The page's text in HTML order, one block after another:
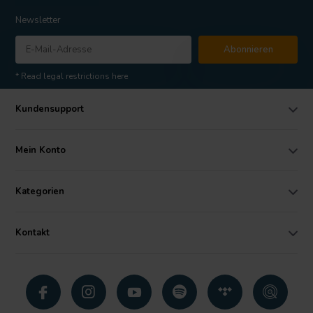
Newsletter
Abonnieren
* Read legal restrictions here
Kundensupport
Mein Konto
Kategorien
Kontakt